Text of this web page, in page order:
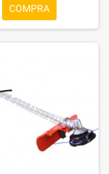
COMPRA